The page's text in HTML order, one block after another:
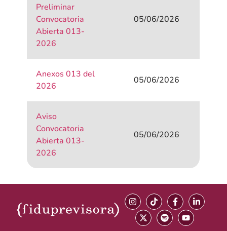
Preliminar
Convocatoria
Abierta 013-
2026
05/06/2026
Anexos 013 del
2026
05/06/2026
Aviso
Convocatoria
Abierta 013-
2026
05/06/2026